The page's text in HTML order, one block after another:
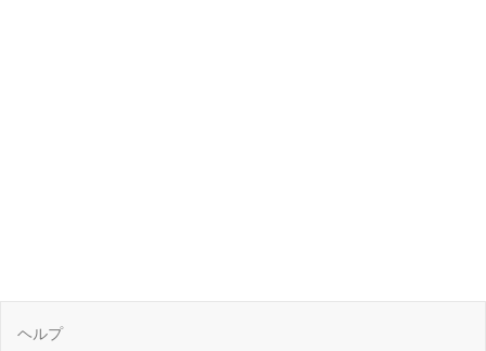
ヘルプ